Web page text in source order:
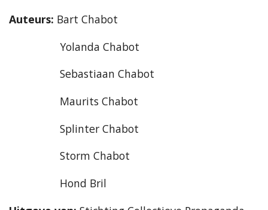
Auteurs: Bart Chabot
Yolanda Chabot
Sebastiaan Chabot
Maurits Chabot
Splinter Chabot
Storm Chabot
Hond Bril